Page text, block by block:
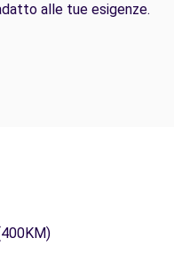
alle tue esigenze.